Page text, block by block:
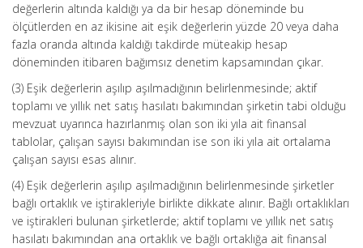
değerlerin altında kaldığı ya da bir hesap döneminde bu
ölçütlerden en az ikisine ait eşik değerlerin yüzde 20 veya daha
fazla oranda altında kaldığı takdirde müteakip hesap
döneminden itibaren bağımsız denetim kapsamından çıkar.
(3) Eşik değerlerin aşılıp aşılmadığının belirlenmesinde; aktif
toplamı ve yıllık net satış hasılatı bakımından şirketin tabi olduğu
mevzuat uyarınca hazırlanmış olan son iki yıla ait finansal
tablolar, çalışan sayısı bakımından ise son iki yıla ait ortalama
çalışan sayısı esas alınır.
(4) Eşik değerlerin aşılıp aşılmadığının belirlenmesinde şirketler
bağlı ortaklık ve iştirakleriyle birlikte dikkate alınır. Bağlı ortaklıkları
ve iştirakleri bulunan şirketlerde; aktif toplamı ve yıllık net satış
hasılatı bakımından ana ortaklık ve bağlı ortaklığa ait finansal